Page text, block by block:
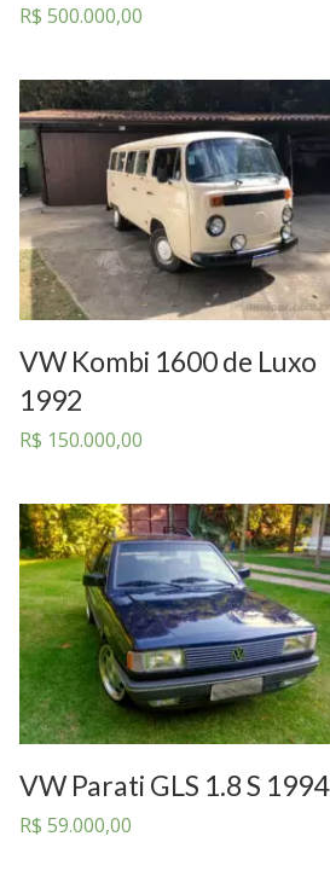
R$ 500.000,00
VW Kombi 1600 de Luxo
1992
R$ 150.000,00
VW Parati GLS 1.8 S 1994
R$ 59.000,00